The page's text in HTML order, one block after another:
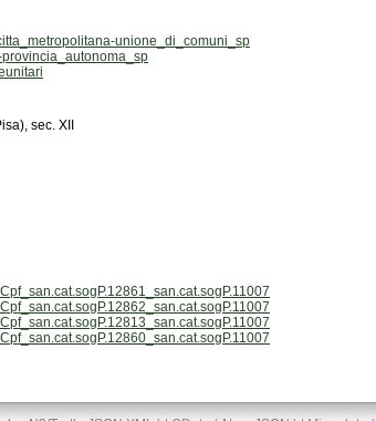
unione_di_comuni_sp
sec. XII